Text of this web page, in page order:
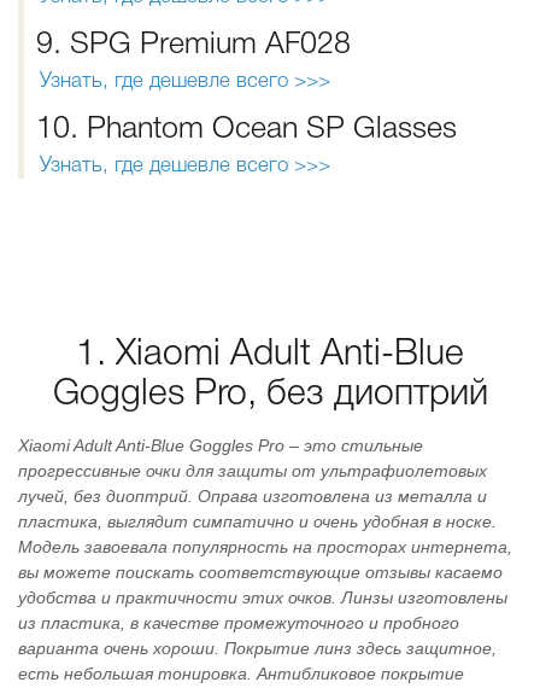
9. SPG Premium AF028
Узнать, где дешевле всего >>>
10. Phantom Ocean SP Glasses
Узнать, где дешевле всего >>>
1. Xiaomi Adult Anti-Blue
Goggles Pro, без диоптрий
Xiaomi Adult Anti-Blue Goggles Pro – это стильные
прогрессивные очки для защиты от ультрафиолетовых
лучей, без диоптрий. Оправа изготовлена из металла и
пластика, выглядит симпатично и очень удобная в носке.
Модель завоевала популярность на просторах интернета,
вы можете поискать соответствующие отзывы касаемо
удобства и практичности этих очков. Линзы изготовлены
из пластика, в качестве промежуточного и пробного
варианта очень хороши. Покрытие линз здесь защитное,
есть небольшая тонировка. Антибликовое покрытие